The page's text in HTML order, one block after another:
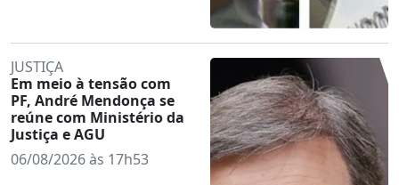
JUSTIÇA
Em meio à tensão com
PF, André Mendonça se
reúne com Ministério da
Justiça e AGU
06/08/2026 às 17h53